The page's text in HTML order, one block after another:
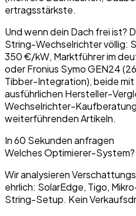
ertragsstärkste.
Und wenn dein Dach frei ist?
String-Wechselrichter völlig:
350 €/kW, Marktführer im
oder Fronius Symo GEN24
Tibber-Integration), beide mit
ausführlichen Hersteller-
Wechselrichter-
weiterführenden Artikeln.
In 60 Sekunden anfragen
Welches Optimierer-System?
Wir analysieren
ehrlich: SolarEdge, Tigo,
String-Setup. Kein